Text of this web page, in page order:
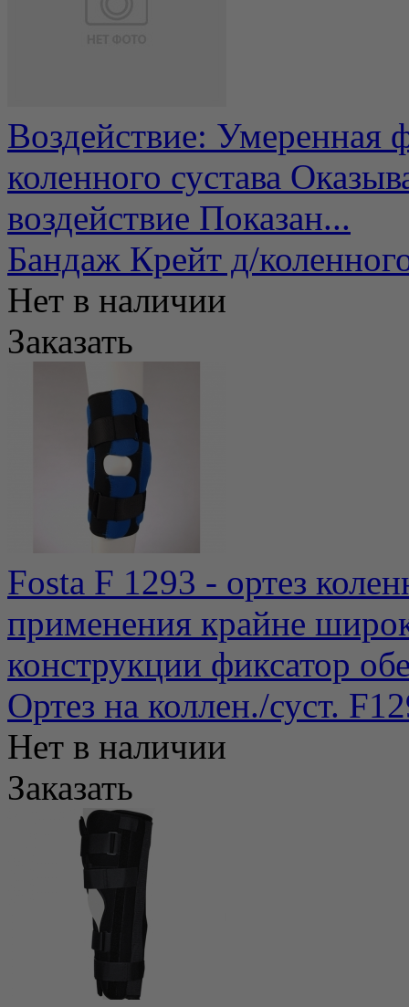
Воздействие: Умеренная
коленного сустава
воздействие Показан...
Бандаж Крейт д/
Нет в наличии
Заказать
Fosta F 1293 - ортез
применения крайне
конструкции фиксатор
Ортез на коллен./суст.
Нет в наличии
Заказать